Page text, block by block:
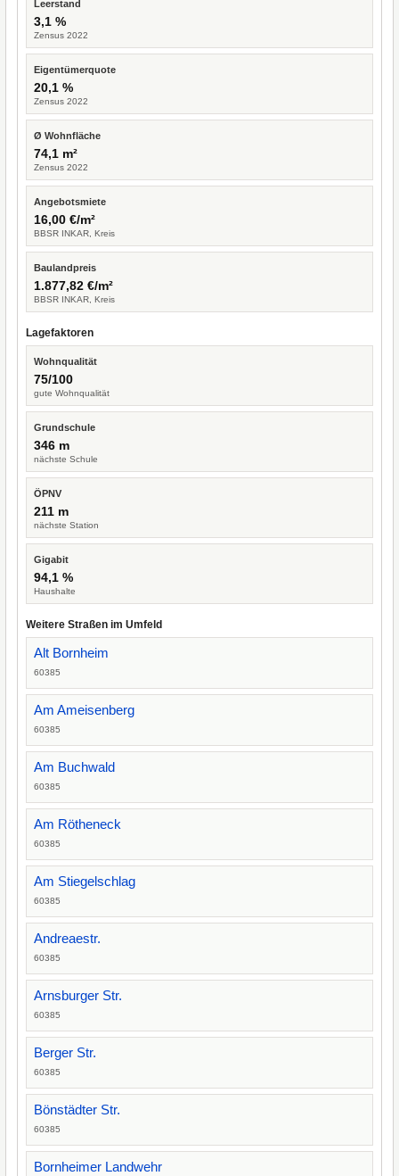
Leerstand
3,1 %
Zensus 2022
Eigentümerquote
20,1 %
Zensus 2022
Ø Wohnfläche
74,1 m²
Zensus 2022
Angebotsmiete
16,00 €/m²
BBSR INKAR, Kreis
Baulandpreis
1.877,82 €/m²
BBSR INKAR, Kreis
Lagefaktoren
Wohnqualität
75/100
gute Wohnqualität
Grundschule
346 m
nächste Schule
ÖPNV
211 m
nächste Station
Gigabit
94,1 %
Haushalte
Weitere Straßen im Umfeld
Alt Bornheim
60385
Am Ameisenberg
60385
Am Buchwald
60385
Am Rötheneck
60385
Am Stiegelschlag
60385
Andreaestr.
60385
Arnsburger Str.
60385
Berger Str.
60385
Bönstädter Str.
60385
Bornheimer Landwehr